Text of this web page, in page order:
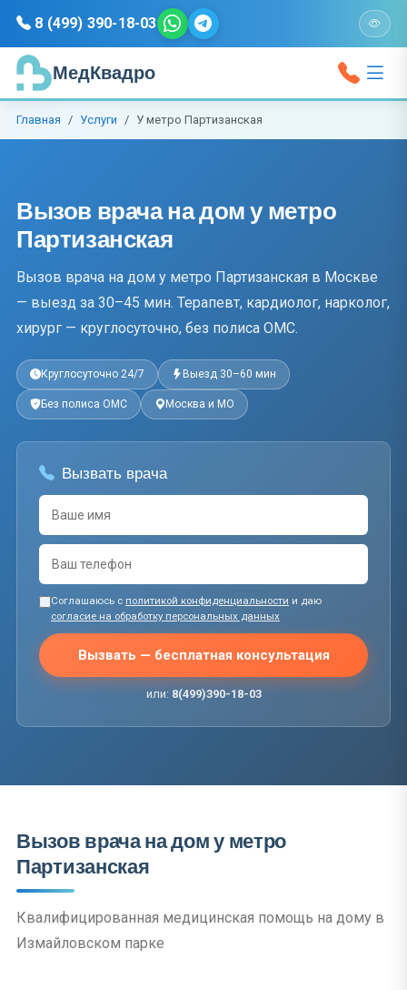
8 (499) 390-18-03
МедКвадро
Главная Услуги У метро Партизанская
Вызов врача на дом у метро
Партизанская
Вызов врача на дом у метро Партизанская в Москве
— выезд за 30–45 мин. Терапевт, кардиолог, нарколог,
хирург — круглосуточно, без полиса ОМС.
Круглосуточно 24/7 Выезд 30–60 мин
Без полиса ОМС Москва и МО
Вызвать врача
Соглашаюсь с политикой конфиденциальности и даю
согласие на обработку персональных данных
Вызвать — бесплатная консультация
или: 8(499)390-18-03
Вызов врача на дом у метро
Партизанская
Квалифицированная медицинская помощь на дому в
Измайловском парке